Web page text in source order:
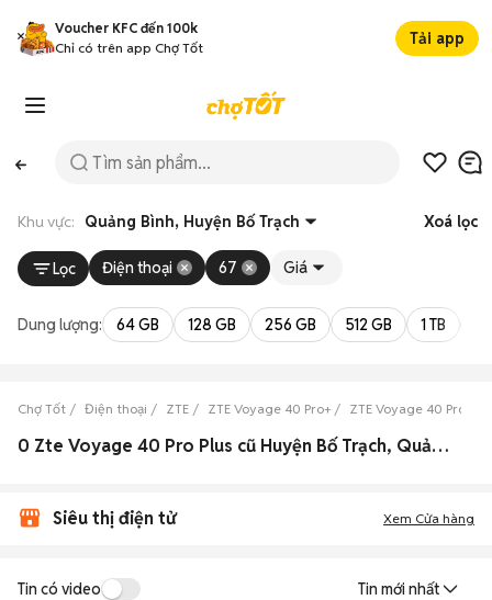
Voucher KFC đến 100k
Chỉ có trên app Chợ Tốt
Tải app
Khu vực: Quảng Bình, Huyện Bố Trạch Xoá lọc
Lọc Điện thoại 67 Giá
Dung lượng: 64 GB 128 GB 256 GB 512 GB 1 TB
Chợ Tốt Điện thoại ZTE ZTE Voyage 40 Pro+ ZTE Voyage 40 Pro+
0 Zte Voyage 40 Pro Plus cũ Huyện Bố Trạch, Quảng Bình đẹp
Siêu thị điện tử Xem Cửa hàng
Tin có video Tin mới nhất